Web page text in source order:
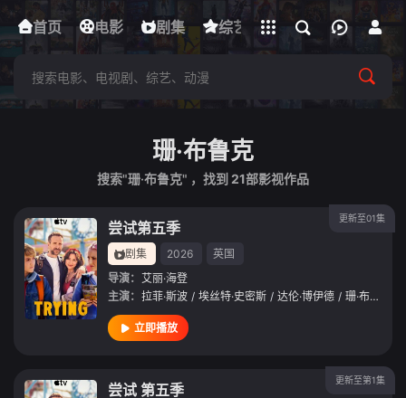
首页 电影 剧集 综艺 动漫 短剧
下载客户端
立即登录
珊·布鲁克
搜索"珊·布鲁克" ，找到 21部影视作品
更新至01集
尝试第五季
剧集 2026
英国
导演： 艾丽·海登
主演： 拉菲·斯波 / 埃丝特·史密斯 / 达伦·博伊德 / 珊·布鲁克
立即播放
更新至第1集
尝试 第五季